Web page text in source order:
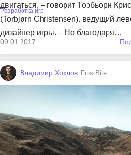
двигаться, – говорит Торбьорн
(Torbjørn Christensen), ведущий
дизайнер игры. – Но благодаря…
Разработка игр
09.01.2017
Владимир Хохлов FrostBite